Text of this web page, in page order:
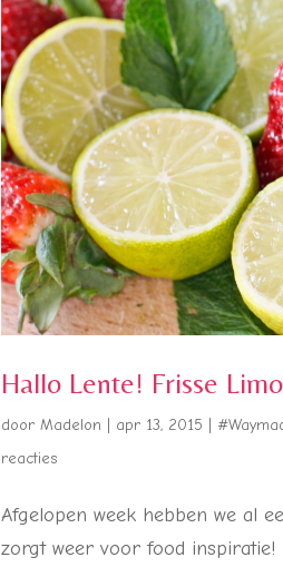
Hallo Lente! Frisse
doorMadelon apr 13, 2015
reacties
Afgelopen week hebben we al
zorgt weer voor food